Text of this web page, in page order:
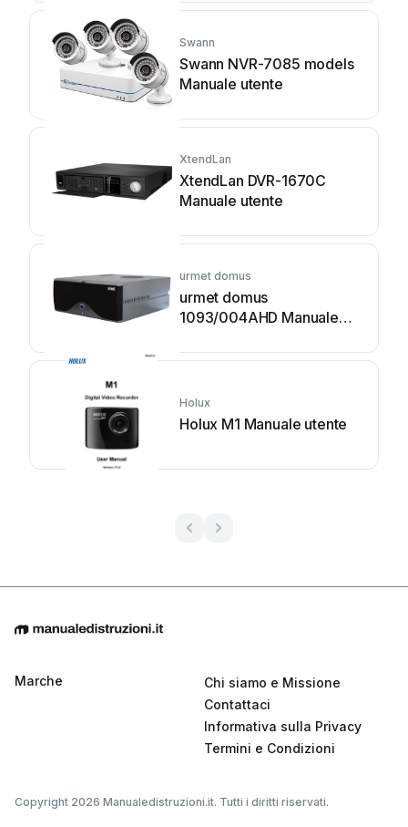
Swann
Swann NVR-7085 models
Manuale utente
XtendLan
XtendLan DVR-1670C
Manuale utente
urmet domus
urmet domus
1093/004AHD Manuale
Holux
Holux M1 Manuale utente
Marche
Chi siamo e Missione
Contattaci
Informativa sulla Privacy
Termini e Condizioni
Copyright 2026 Manualedistruzioni.it. Tutti i diritti riservati.